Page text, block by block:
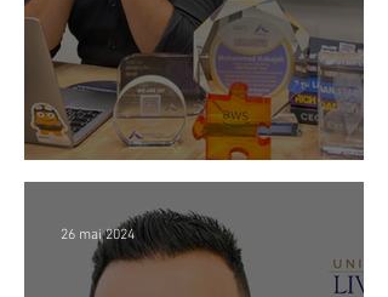
4 Ani la Amazon 🎉
26 mai 2024